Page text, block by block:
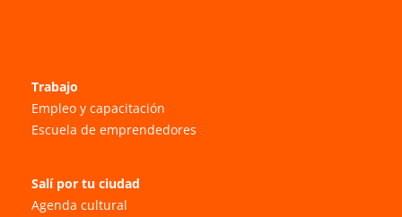
Trabajo
Empleo y capacitación
Escuela de emprendedores
Salí por tu ciudad
Agenda cultural